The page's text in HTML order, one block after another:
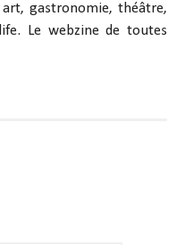
gastronomie, théâtre,
Le webzine de toutes